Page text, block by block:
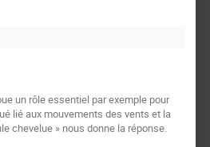
un rôle essentiel par exemple pour
lié aux mouvements des vents et la
chevelue » nous donne la réponse.